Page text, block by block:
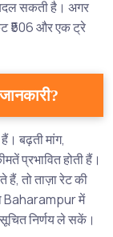
सकती है। अगर
₹506 और एक ट्रे
बढ़ती मांग,
प्रभावित होती हैं।
तो ताज़ा रेट की
Baharampur में
निर्णय ले सकें।